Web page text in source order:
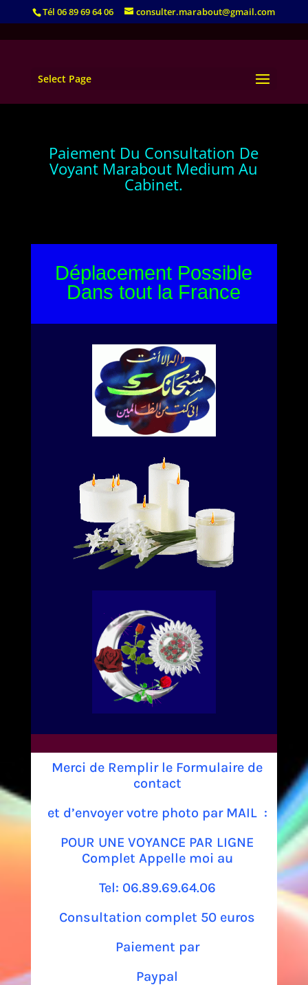
Tél 06 89 69 64 06 consulter.marabout@gmail.com
Select Page
Paiement Du Consultation De
Voyant Marabout Medium Au
Cabinet.
Déplacement Possible
Dans tout la France
Merci de Remplir le Formulaire de
contact
et d’envoyer votre photo par MAIL :
POUR UNE VOYANCE PAR LIGNE
Complet Appelle moi au
Tel: 06.89.69.64.06
Consultation complet 50 euros
Paiement par
Paypal